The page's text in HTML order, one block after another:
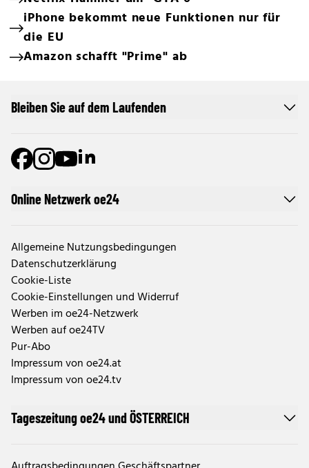
iPhone bekommt neue Funktionen nur für
die EU
Amazon schafft "Prime" ab
Online Netzwerk oe24
Allgemeine Nutzungsbedingungen
Datenschutzerklärung
Cookie-Liste
Cookie-Einstellungen und Widerruf
Werben im oe24-Netzwerk
Werben auf oe24TV
Pur-Abo
Impressum von oe24.at
Impressum von oe24.tv
Tageszeitung oe24 und ÖSTERREICH
Bleiben Sie auf dem Laufenden